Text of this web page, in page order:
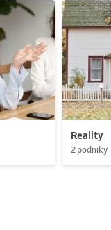
Reality
2 podniky